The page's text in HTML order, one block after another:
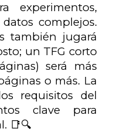
experimentos,
complejos.
también jugará
un TFG corto
será más
o más. La
requisitos del
clave para
📑🔍